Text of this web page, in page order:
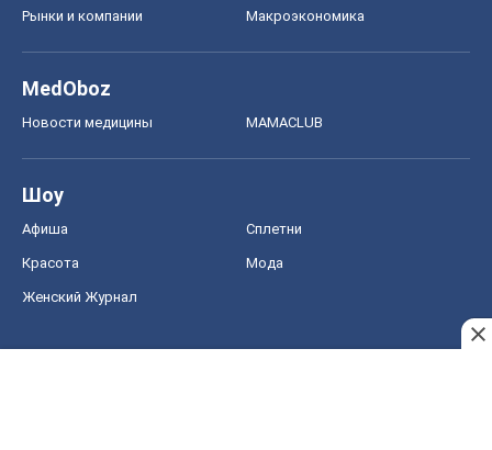
Рынки и компании Mакроэкономика
MedOboz
Новости медицины MAMACLUB
Шоу
Афиша Сплетни
Красота Мода
Женский Журнал